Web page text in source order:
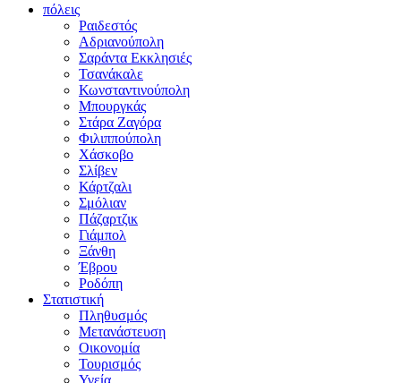
πόλεις
Ραιδεστός
Αδριανούπολη
Σαράντα Εκκλησιές
Τσανάκαλε
Κωνσταντινούπολη
Μπουργκάς
Στάρα Ζαγόρα
Φιλιππούπολη
Χάσκοβο
Σλίβεν
Κάρτζαλι
Σμόλιαν
Πάζαρτζικ
Γιάμπολ
Ξάνθη
Έβρου
Ροδόπη
Στατιστική
Πληθυσμός
Μετανάστευση
Οικονομία
Τουρισμός
Υγεία